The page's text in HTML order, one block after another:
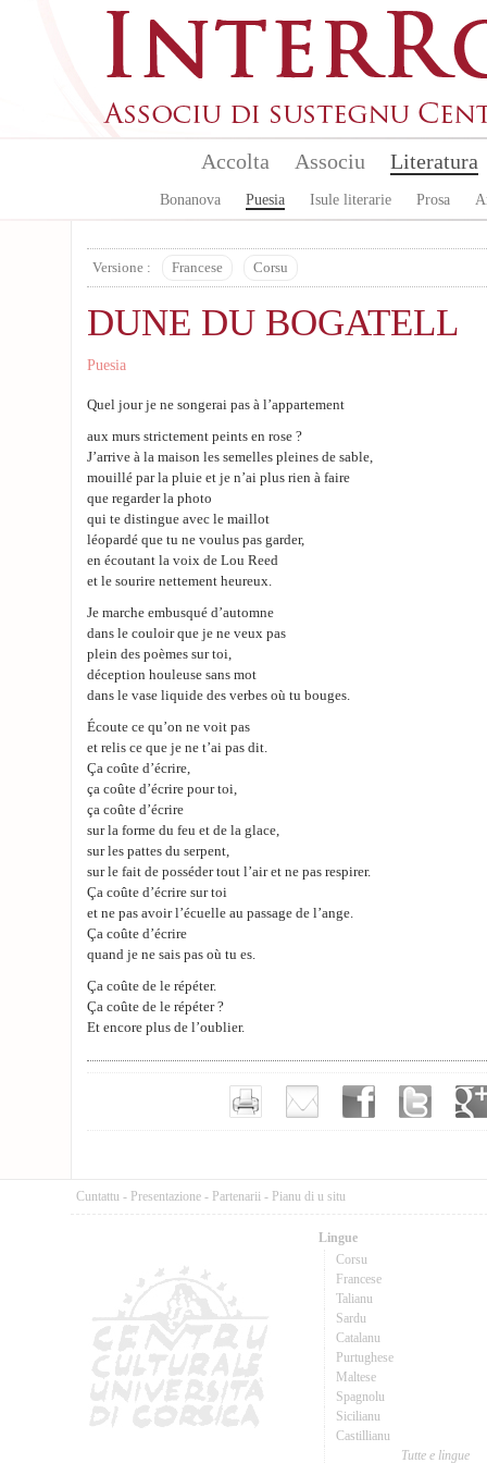
Accolta Associu Literatura
Bonanova Puesia Isule literarie Prosa
Versione : Francese Corsu
DUNE DU BOGATELL
Puesia
Quel jour je ne songerai pas à l’appartement
aux murs strictement peints en rose ?
J’arrive à la maison les semelles pleines de sable,
mouillé par la pluie et je n’ai plus rien à faire
que regarder la photo
qui te distingue avec le maillot
léopardé que tu ne voulus pas garder,
en écoutant la voix de Lou Reed
et le sourire nettement heureux.
Je marche embusqué d’automne
dans le couloir que je ne veux pas
plein des poèmes sur toi,
déception houleuse sans mot
dans le vase liquide des verbes où tu bouges.
Écoute ce qu’on ne voit pas
et relis ce que je ne t’ai pas dit.
Ça coûte d’écrire,
ça coûte d’écrire pour toi,
ça coûte d’écrire
sur la forme du feu et de la glace,
sur les pattes du serpent,
sur le fait de posséder tout l’air et ne pas respirer.
Ça coûte d’écrire sur toi
et ne pas avoir l’écuelle au passage de l’ange.
Ça coûte d’écrire
quand je ne sais pas où tu es.
Ça coûte de le répéter.
Ça coûte de le répéter ?
Et encore plus de l’oublier.
Cuntattu - Presentazione - Partenarii - Pianu di u situ
Lingue
Corsu
Francese
Talianu
Sardu
Catalanu
Purtughese
Maltese
Spagnolu
Sicilianu
Castillianu
Tutte e lingue